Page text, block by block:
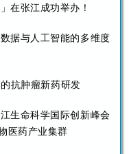
在张江成功举办！
据与人工智能的多维度
抗肿瘤新药研发
生命科学国际创新峰会
医药产业集群